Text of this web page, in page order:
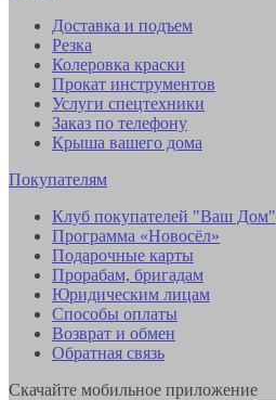
Доставка и подъем
Резка
Колеровка краски
Прокат инструментов
Услуги спецтехники
Заказ по телефону
Крыша вашего дома
Покупателям
Клуб покупателей "Ваш Дом"
Программа «Новосёл»
Подарочные карты
Прорабам, бригадам
Юридическим лицам
Способы оплаты
Возврат и обмен
Обратная связь
Скачайте мобильное приложение